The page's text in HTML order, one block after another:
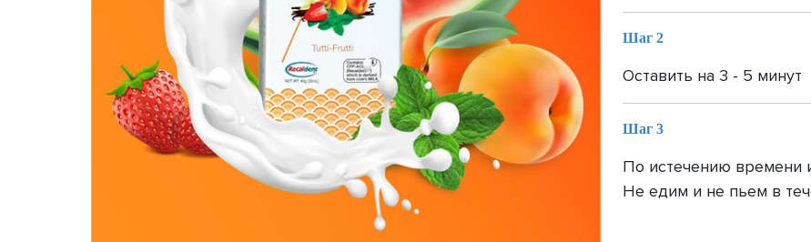
Шаг 2
Оставить на 3 - 5 минут
Шаг 3
По истечению времени
Не едим и не пьем в